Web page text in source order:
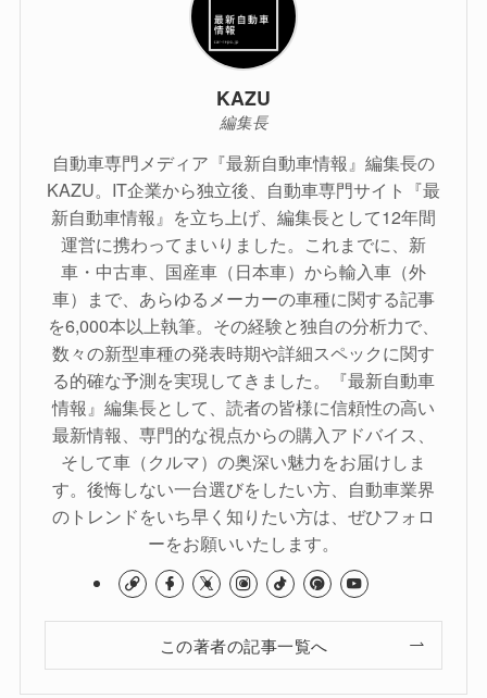
KAZU
編集長
自動車専門メディア『最新自動車情報』編集長の
KAZU。IT企業から独立後、自動車専門サイト『最
新自動車情報』を立ち上げ、編集長として12年間
運営に携わってまいりました。これまでに、新
車・中古車、国産車（日本車）から輸入車（外
車）まで、あらゆるメーカーの車種に関する記事
を6,000本以上執筆。その経験と独自の分析力で、
数々の新型車種の発表時期や詳細スペックに関す
る的確な予測を実現してきました。『最新自動車
情報』編集長として、読者の皆様に信頼性の高い
最新情報、専門的な視点からの購入アドバイス、
そして車（クルマ）の奥深い魅力をお届けしま
す。後悔しない一台選びをしたい方、自動車業界
のトレンドをいち早く知りたい方は、ぜひフォロ
ーをお願いいたします。
この著者の記事一覧へ